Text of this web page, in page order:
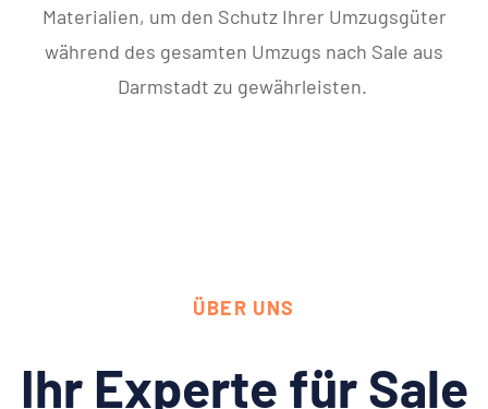
Materialien, um den Schutz Ihrer Umzugsgüter
während des gesamten Umzugs nach Sale aus
Darmstadt zu gewährleisten.
ÜBER UNS
Ihr Experte für Sale